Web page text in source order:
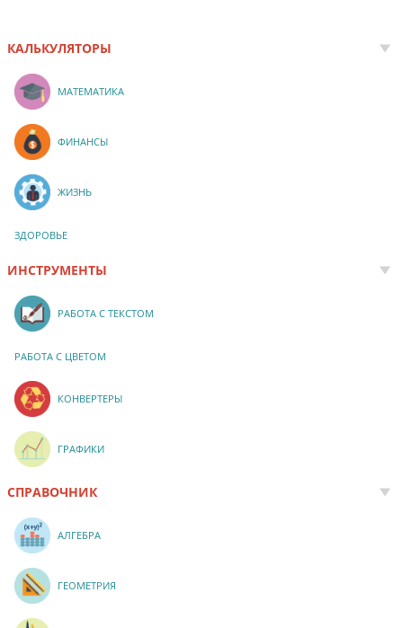
КАЛЬКУЛЯТОРЫ
МАТЕМАТИКА
ФИНАНСЫ
ЖИЗНЬ
ЗДОРОВЬЕ
ИНСТРУМЕНТЫ
РАБОТА С ТЕКСТОМ
РАБОТА С ЦВЕТОМ
КОНВЕРТЕРЫ
ГРАФИКИ
СПРАВОЧНИК
АЛГЕБРА
ГЕОМЕТРИЯ